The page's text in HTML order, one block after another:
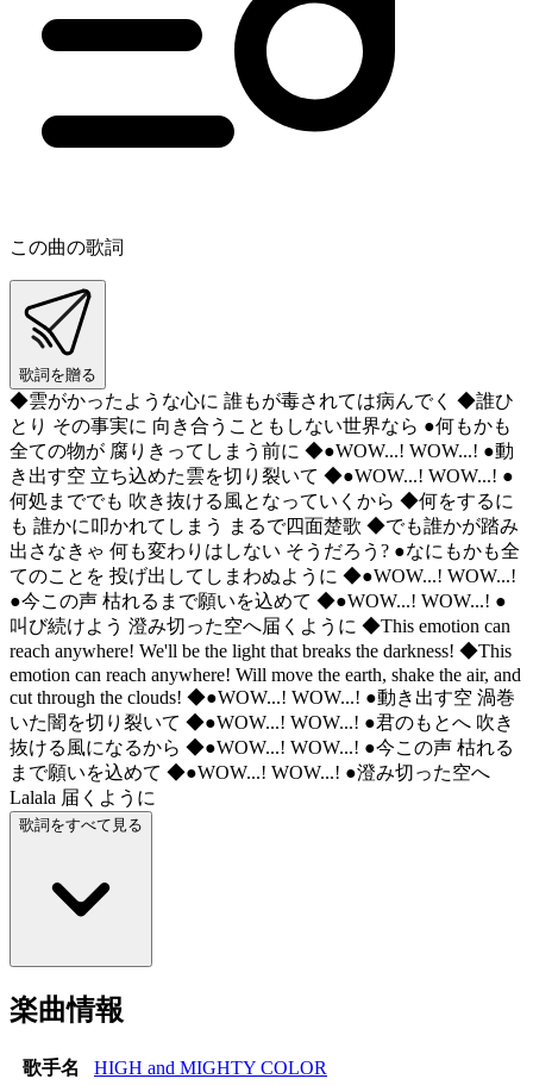
この曲の歌詞
歌詞を贈る
◆雲がかったような心に 誰もが毒されては病んでく ◆誰ひ
とり その事実に 向き合うこともしない世界なら ●何もかも
全ての物が 腐りきってしまう前に ◆●WOW...! WOW...! ●動
き出す空 立ち込めた雲を切り裂いて ◆●WOW...! WOW...! ●
何処まででも 吹き抜ける風となっていくから ◆何をするに
も 誰かに叩かれてしまう まるで四面楚歌 ◆でも誰かが踏み
出さなきゃ 何も変わりはしない そうだろう? ●なにもかも全
てのことを 投げ出してしまわぬように ◆●WOW...! WOW...!
●今この声 枯れるまで願いを込めて ◆●WOW...! WOW...! ●
叫び続けよう 澄み切った空へ届くように ◆This emotion can
reach anywhere! We'll be the light that breaks the darkness! ◆This
emotion can reach anywhere! Will move the earth, shake the air, and
cut through the clouds! ◆●WOW...! WOW...! ●動き出す空 渦巻
いた闇を切り裂いて ◆●WOW...! WOW...! ●君のもとへ 吹き
抜ける風になるから ◆●WOW...! WOW...! ●今この声 枯れる
まで願いを込めて ◆●WOW...! WOW...! ●澄み切った空へ
Lalala 届くように
歌詞をすべて見る
楽曲情報
歌手名
HIGH and MIGHTY COLOR